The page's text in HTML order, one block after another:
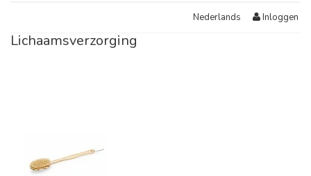
Nederlands Inloggen
Lichaamsverzorging